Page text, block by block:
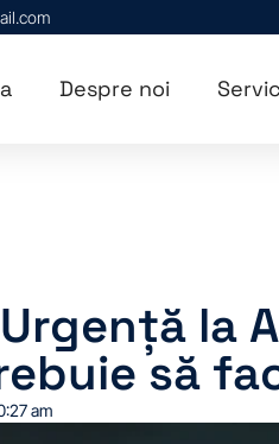
Despre noi
la
să
am